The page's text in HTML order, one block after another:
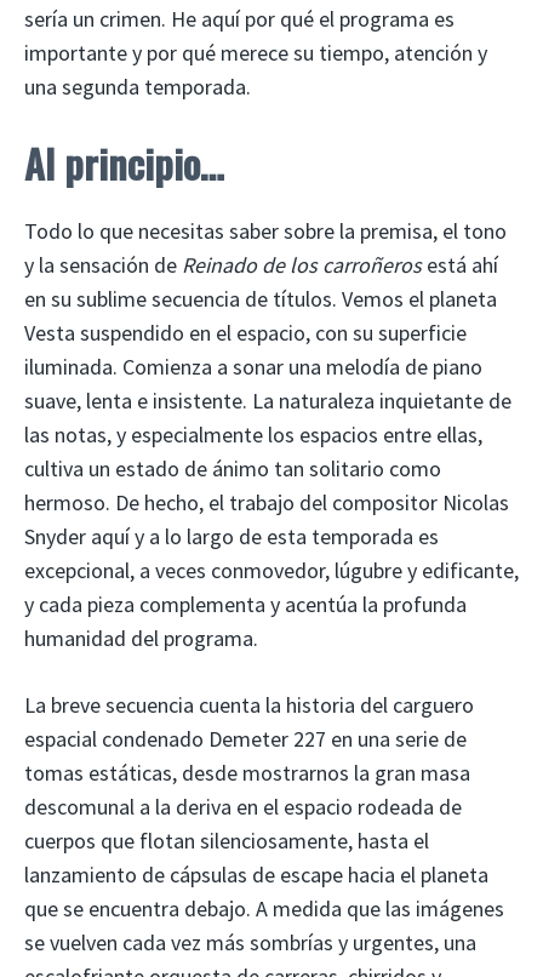
sería un crimen. He aquí por qué el programa es
importante y por qué merece su tiempo, atención y
una segunda temporada.
Al principio…
Todo lo que necesitas saber sobre la premisa, el tono
y la sensación de Reinado de los carroñerosestá ahí
en su sublime secuencia de títulos. Vemos el planeta
Vesta suspendido en el espacio, con su superficie
iluminada. Comienza a sonar una melodía de piano
suave, lenta e insistente. La naturaleza inquietante de
las notas, y especialmente los espacios entre ellas,
cultiva un estado de ánimo tan solitario como
hermoso. De hecho, el trabajo del compositor Nicolas
Snyder aquí y a lo largo de esta temporada es
excepcional, a veces conmovedor, lúgubre y edificante,
y cada pieza complementa y acentúa la profunda
humanidad del programa.
La breve secuencia cuenta la historia del carguero
espacial condenado Demeter 227 en una serie de
tomas estáticas, desde mostrarnos la gran masa
descomunal a la deriva en el espacio rodeada de
cuerpos que flotan silenciosamente, hasta el
lanzamiento de cápsulas de escape hacia el planeta
que se encuentra debajo. A medida que las imágenes
se vuelven cada vez más sombrías y urgentes, una